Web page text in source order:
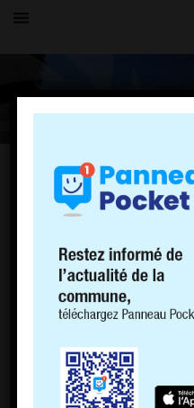
Toutes les
LE VILLAGE
Santé publique :
face aux fortes
24 mai 2022